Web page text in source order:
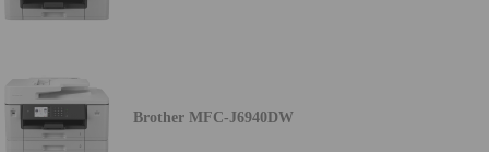
Brother MFC-J6940DW